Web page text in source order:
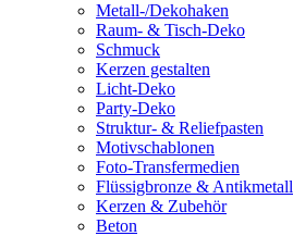
Metall-/Dekohaken
Raum- & Tisch-Deko
Schmuck
Kerzen gestalten
Licht-Deko
Party-Deko
Struktur- & Reliefpasten
Motivschablonen
Foto-Transfermedien
Flüssigbronze & Antikmetall
Kerzen & Zubehör
Beton